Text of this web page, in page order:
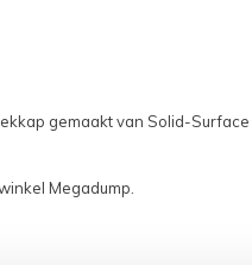
gemaakt van Solid-Surface
Megadump.